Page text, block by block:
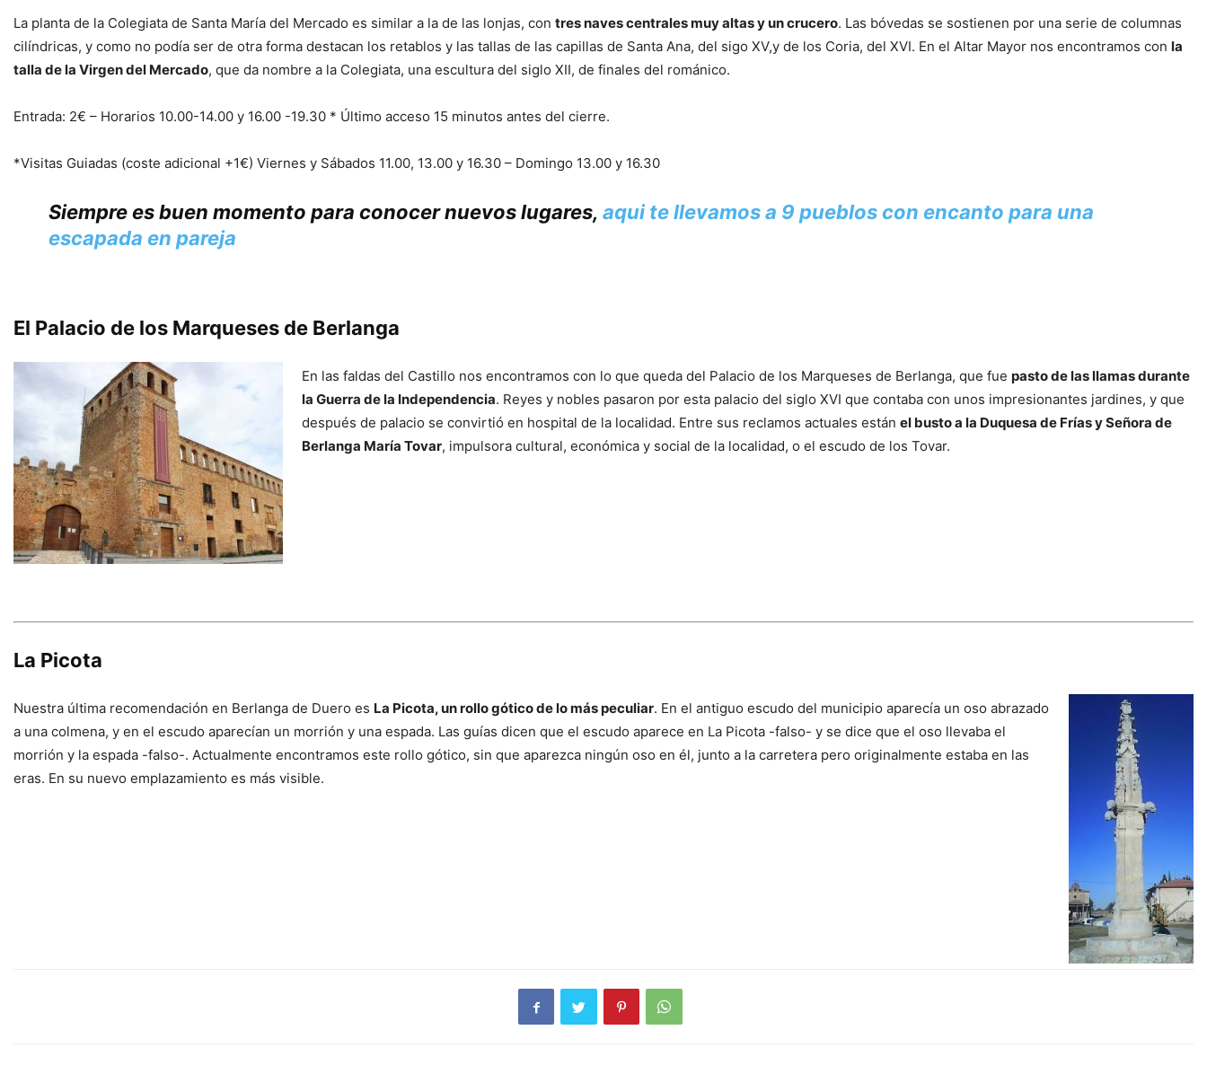
La planta de la Colegiata de Santa María del Mercado es similar a la de las lonjas, con tres naves centrales muy altas y un crucero. Las bóvedas se sostienen por una serie de columnas
cilíndricas, y como no podía ser de otra forma destacan los retablos y las tallas de las capillas de Santa Ana, del sigo XV,y de los Coria, del XVI. En el Altar Mayor nos encontramos con la
talla de la Virgen del Mercado, que da nombre a la Colegiata, una escultura del siglo XII, de finales del románico.
Entrada: 2€ – Horarios 10.00-14.00 y 16.00 -19.30 * Último acceso 15 minutos antes del cierre.
*Visitas Guiadas (coste adicional +1€) Viernes y Sábados 11.00, 13.00 y 16.30 – Domingo 13.00 y 16.30
Siempre es buen momento para conocer nuevos lugares,aqui te llevamos a 9 pueblos con encanto para una
escapada en pareja
El Palacio de los Marqueses de Berlanga
En las faldas del Castillo nos encontramos con lo que queda del Palacio de los Marqueses de Berlanga, que fue pasto de las llamas durante
la Guerra de la Independencia. Reyes y nobles pasaron por esta palacio del siglo XVI que contaba con unos impresionantes jardines, y que
después de palacio se convirtió en hospital de la localidad. Entre sus reclamos actuales están el busto a la Duquesa de Frías y Señora de
Berlanga María Tovar, impulsora cultural, económica y social de la localidad, o el escudo de los Tovar.
La Picota
Nuestra última recomendación en Berlanga de Duero es La Picota, un rollo gótico de lo más peculiar. En el antiguo escudo del municipio aparecía un oso abrazado
a una colmena, y en el escudo aparecían un morrión y una espada. Las guías dicen que el escudo aparece en La Picota -falso- y se dice que el oso llevaba el
morrión y la espada -falso-. Actualmente encontramos este rollo gótico, sin que aparezca ningún oso en él, junto a la carretera pero originalmente estaba en las
eras. En su nuevo emplazamiento es más visible.